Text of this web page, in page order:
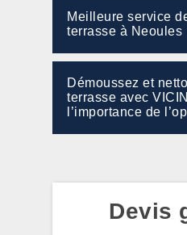
Meilleure service
terrasse à Neoules
Démoussez et
terrasse avec
l’importance de
Devis